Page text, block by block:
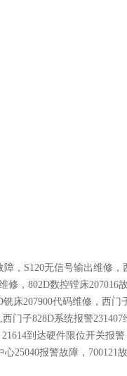
障，S120无信号输出维修，
修，802D数控镗床207016
床207900代码维修，西门
门子828D系统报警231407
到达硬件限位开关报警
25040报警故障，700121故